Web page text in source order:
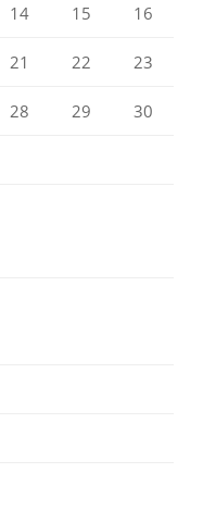
14 15 16
21 22 23
28 29 30